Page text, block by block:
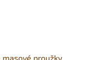
masové proužky